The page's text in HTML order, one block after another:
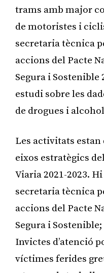
trams amb major
de motoristes i
secretaria tècnica
accions del Pacte
Segura i Sostenible
estudi sobre les
de drogues i
Les activitats
eixos estratègics
Viaria 2021-2023.
secretaria tècnica
accions del Pacte
Segura i
Invictes d’atenció
víctimes ferides